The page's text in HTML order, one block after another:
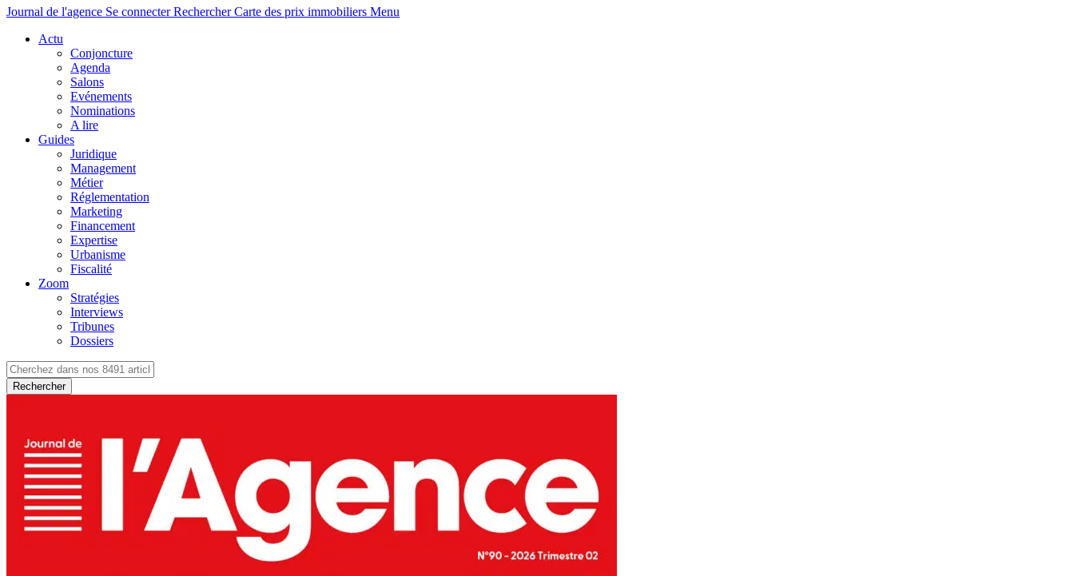
Journal de l'agence Se connecterRechercher Carte des prix immobiliers Menu
Actu
Conjoncture
Agenda
Salons
Evénements
Nominations
A lire
Guides
Juridique
Management
Métier
Réglementation
Marketing
Financement
Expertise
Urbanisme
Fiscalité
Zoom
Stratégies
Interviews
Tribunes
Dossiers
Rechercher